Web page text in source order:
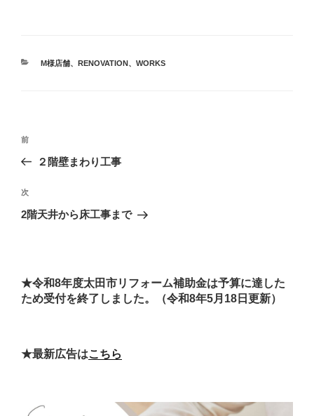
カ
M様店舗、 RENOVATION、 WORKS
投
ナ
ビ
ゲ
ン
前
の
稿
前
２階壁まわり工事
次
の
次
2階天井から床工事まで
★令和8年度太田市リフォーム補助金は予算に達した
ため受付を終了しました。（令和8年5月18日更新）
★最新広告はこちら